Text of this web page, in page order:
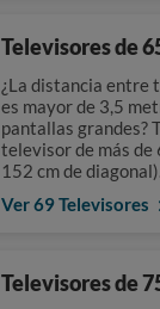
Televisores de
¿La distancia entre
es mayor de 3,5
pantallas grandes?
televisor de más de
152 cm de
Ver 69 Televisores
Televisores de